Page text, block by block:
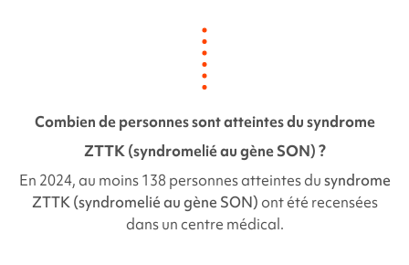
Combien de personnes sont atteintes du syndrome
ZTTK (syndromelié au gène SON) ?
En 2024, au moins 138 personnes atteintes dusyndrome
ZTTK (syndromelié au gène SON) ont été recensées
dans un centre médical.